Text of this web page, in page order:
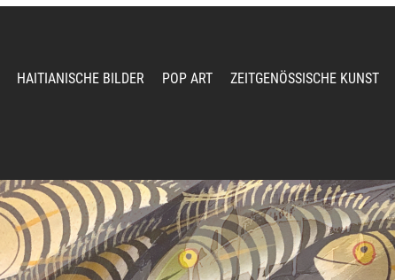
HAITIANISCHE BILDER POP ART ZEITGENÖSSISCHE KUNST